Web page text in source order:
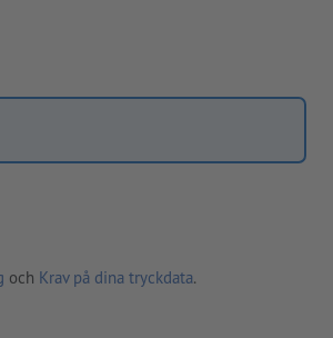
och Krav på dina tryckdata.